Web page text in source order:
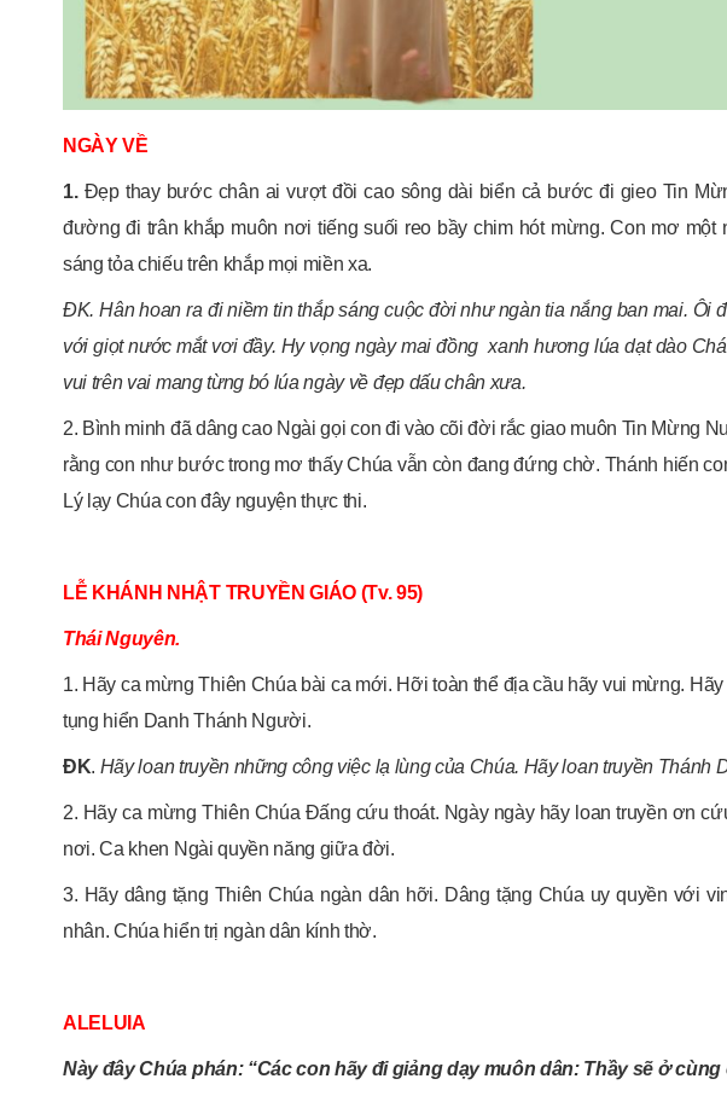
NGÀY VỀ
1. Đẹp thay bước chân ai vượt đồi cao sông dài biển cả bước đi gieo Tin
đường đi trân khắp muôn nơi tiếng suối reo bầy chim hót mừng. Con mơ
sáng tỏa chiếu trên khắp mọi miền xa.
ĐK. Hân hoan ra đi niềm tin thắp sáng cuộc đời như ngàn tia nắng ban mai. Ôi
với giọt nước mắt vơi đầy. Hy vọng ngày mai đồng xanh hương lúa dạt dào
vui trên vai mang từng bó lúa ngày về đẹp dấu chân xưa.
2. Bình minh đã dâng cao Ngài gọi con đi vào cõi đời rắc giao muôn Tin Mừng
rằng con như bước trong mơ thấy Chúa vẫn còn đang đứng chờ. Thánh hiến
Lý lạy Chúa con đây nguyện thực thi.
LỄ KHÁNH NHẬT TRUYỀN GIÁO (Tv. 95)
Thái Nguyên.
1. Hãy ca mừng Thiên Chúa bài ca mới. Hỡi toàn thể địa cầu hãy vui mừng.
tụng hiển Danh Thánh Người.
ĐK. Hãy loan truyền những công việc lạ lùng của Chúa. Hãy loan truyền Thánh
2. Hãy ca mừng Thiên Chúa Đấng cứu thoát. Ngày ngày hãy loan truyền ơn
nơi. Ca khen Ngài quyền năng giữa đời.
3. Hãy dâng tặng Thiên Chúa ngàn dân hỡi. Dâng tặng Chúa uy quyền với
nhân. Chúa hiển trị ngàn dân kính thờ.
ALELUIA
Này đây Chúa phán: “Các con hãy đi giảng dạy muôn dân: Thầy sẽ ở